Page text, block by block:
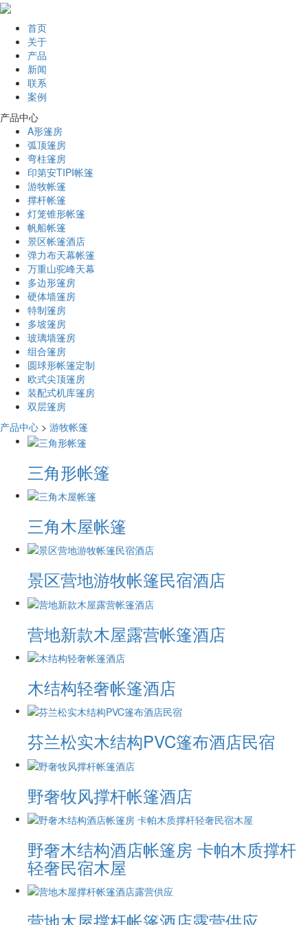
首页
关于
产品
新闻
联系
案例
产品中心
A形篷房
弧顶篷房
弯柱篷房
印第安TIPI帐篷
游牧帐篷
撑杆帐篷
灯笼锥形帐篷
帆船帐篷
景区帐篷酒店
弹力布天幕帐篷
万重山驼峰天幕
多边形篷房
硬体墙篷房
特制篷房
多坡篷房
玻璃墙篷房
组合篷房
圆球形帐篷定制
欧式尖顶篷房
装配式机库篷房
双层篷房
产品中心 > 游牧帐篷
三角形帐篷
三角木屋帐篷
景区营地游牧帐篷民宿酒店
营地新款木屋露营帐篷酒店
木结构轻奢帐篷酒店
芬兰松实木结构PVC篷布酒店民宿
野奢牧风撑杆帐篷酒店
野奢木结构酒店帐篷房 卡帕木质撑杆
轻奢民宿木屋